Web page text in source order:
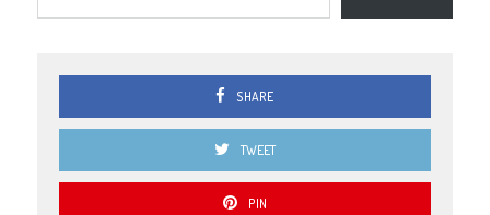
SHARE
TWEET
PIN